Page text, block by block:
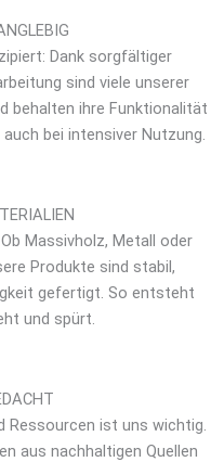
Dank sorgfältiger
sind viele unserer
behalten ihre Funktionalität
bei intensiver Nutzung.
Massivholz, Metall oder
Produkte sind stabil,
gefertigt. So entsteht
und spürt.
Ressourcen ist uns wichtig.
aus nachhaltigen Quellen